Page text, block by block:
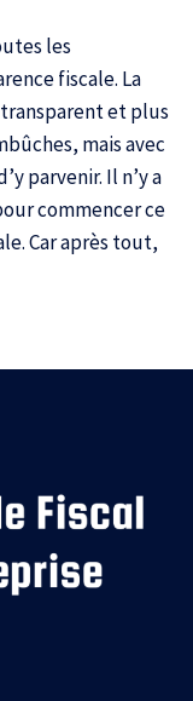
les
fiscale. La
et plus
mais avec
parvenir. Il n’y a
commencer ce
Car après tout,